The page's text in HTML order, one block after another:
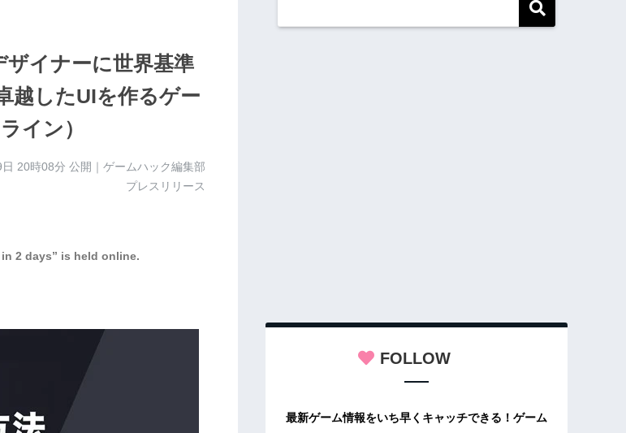
ザイナーに世界基準
越したUIを作るゲー
イン）
20時08分 公開｜ゲームハック編集部
プレスリリース
in 2 days” is held online.
FOLLOW
最新ゲーム情報をいち早くキャッチできる！ゲーム